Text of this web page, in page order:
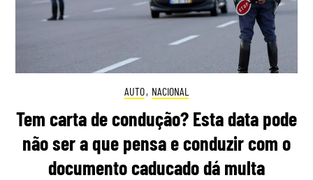
AUTO, NACIONAL
Tem carta de condução? Esta data pode
não ser a que pensa e conduzir com o
documento caducado dá multa